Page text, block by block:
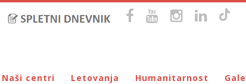
Naši centri Letovanja Humanitarnost